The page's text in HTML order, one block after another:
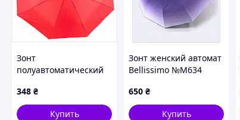
Зонт
полуавтоматический
8K21519TP
348 ₴
Купить
Зонт женский автомат
Bellissimo №M634
873X9P6C10
650 ₴
Купить